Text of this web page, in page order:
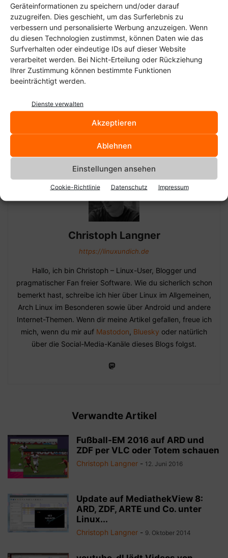
Geräteinformationen zu speichern und/oder darauf
zuzugreifen. Dies geschieht, um das Surferlebnis zu
verbessern und personalisierte Werbung anzuzeigen. Wenn
du diesen Technologien zustimmst, können Daten wie das
Surfverhalten oder eindeutige IDs auf dieser Website
verarbeitet werden. Bei Nicht-Erteilung oder Rückziehung
Ihrer Zustimmung können bestimmte Funktionen
beeinträchtigt werden.
Dienste verwalten
Akzeptieren
Ablehnen
Einstellungen ansehen
Cookie-Richtlinie Datenschutz Impressum
SCHLAGWORTE Mediathek ZDF zdf-dl ZDF-Mediathek
Old-School-Terminal im Stil
von Apple II oder eines
Phosphor-Leuchtschirms
installierbar?
metacpan.org umleiten!
Christoph Langner
https://linuxundich.de
Hallo, ich bin Christoph – Linux-User, Blogger und
pragmatischer Fan freier Software. Wie du sicherlich schon
bemerkt hast, schreibe ich hier über Linux im Allgemeinen,
Arch Linux im Besonderen sowie über Android und andere
Internet-Themen. Wenn dir meine Artikel gefallen, freue ich
mich, wenn du mir auf Mastodon, Bluesky oder natürlich
über die Social-Media-Kanäle dieses Blogs folgst.
Verwandte Artikel
Fußball-EM 2016 auf ARD und
ZDF per VLC oder Totem schauen
Christoph Langner - 12. Juni 2016
Update auf MediathekView 8:
ARD, ZDF, ARTE und Co. unter
Linux...
Christoph Langner - 9. Oktober 2014